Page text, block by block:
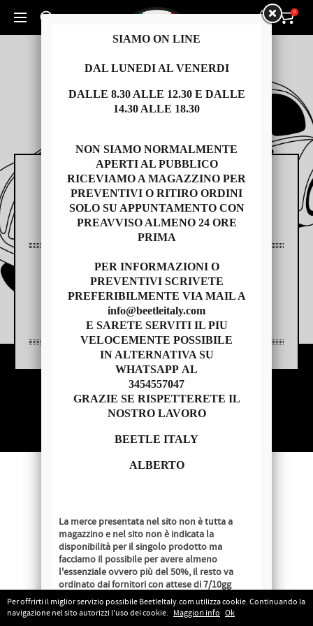
Cerca un prodotto... 0 0
Per offrirti il miglior servizio possibile BeetleItaly.com utilizza cookie. Continuando la
navigazione nel sito autorizzi l'uso dei cookie. Maggiori info Ok
RICAMBI
AUTO USATE
Copyright © 2014 - BEETLE ITALY
P.IVA 04209620279
SIAMO ON LINE
DAL LUNEDI AL VENERDI
DALLE 8.30 ALLE 12.30 E DALLE
14.30 ALLE 18.30
NON SIAMO NORMALMENTE
APERTI AL PUBBLICO
RICEVIAMO A MAGAZZINO PER
PREVENTIVI O RITIRO ORDINI
SOLO SU APPUNTAMENTO CON
PREAVVISO ALMENO 24 ORE
PRIMA
PER INFORMAZIONI O
PREVENTIVI SCRIVETE
PREFERIBILMENTE VIA MAIL A
info@beetleitaly.com
E SARETE SERVITI IL PIU
VELOCEMENTE POSSIBILE
IN ALTERNATIVA SU
WHATSAPP AL
3454557047
GRAZIE SE RISPETTERETE IL
NOSTRO LAVORO
BEETLE ITALY
ALBERTO
La merce presentata nel sito non è tutta a
magazzino e nel sito non è indicata la
disponibilità per il singolo prodotto ma
facciamo il possibile per avere almeno
l'essenziale ovvero più del 50%, il resto va
ordinato dai fornitori con attese di 7/10gg
lavorativi salvo disponibilità al momento
dell'ordine.